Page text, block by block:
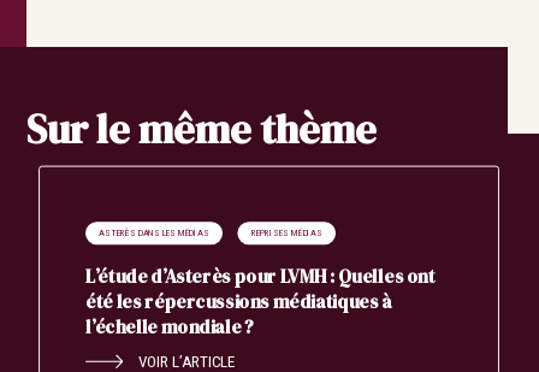
Sur le même thème
ASTERÈS DANS LES MÉDIAS REPRISES MÉDIAS
L’étude d’Asterès pour LVMH : Quelles ont
été les répercussions médiatiques à
l’échelle mondiale ?
VOIR L’ARTICLE